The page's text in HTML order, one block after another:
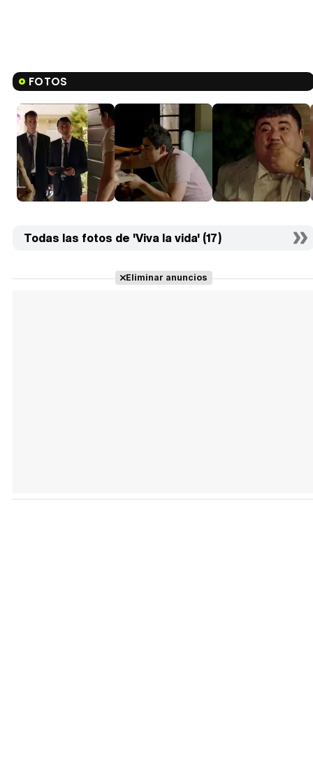
FOTOS
Todas las fotos de 'Viva la vida' (17)
Eliminar anuncios